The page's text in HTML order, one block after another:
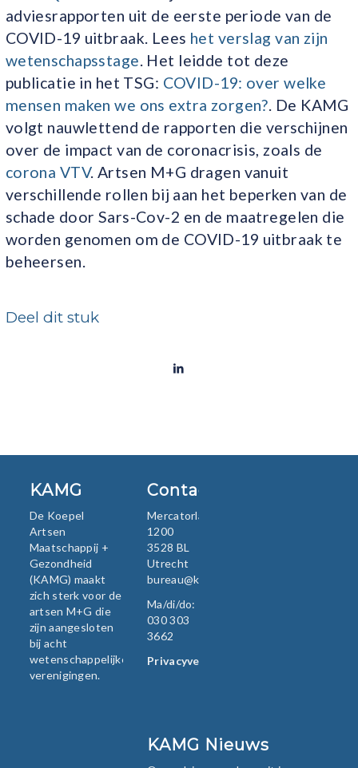
adviesrapporten uit de eerste periode van de
COVID-19 uitbraak. Lees het verslag van zijn
wetenschapsstage. Het leidde tot deze
publicatie in het TSG: COVID-19: over welke
mensen maken we ons extra zorgen?. De KAMG
volgt nauwlettend de rapporten die verschijnen
over de impact van de coronacrisis, zoals de
corona VTV. Artsen M+G dragen vanuit
verschillende rollen bij aan het beperken van de
schade door Sars-Cov-2 en de maatregelen die
worden genomen om de COVID-19 uitbraak te
beheersen.
Deel dit stuk
KAMG
De Koepel
Artsen
Maatschappij +
Gezondheid
(KAMG) maakt
zich sterk voor de
artsen M+G die
zijn aangesloten
bij acht
wetenschappelijke
verenigingen.
Contact
Mercatorlaan
1200
3528 BL
Utrecht
bureau@kamg.nl
Ma/di/do:
030 303
3662
Privacyverklaring
KAMG Nieuws